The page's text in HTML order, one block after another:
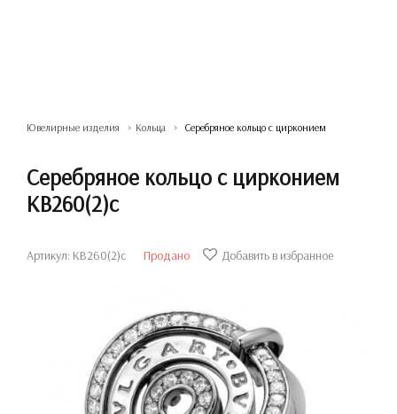
Ювелирные изделия Кольца Серебряное кольцо с цирконием
Серебряное кольцо с цирконием
КВ260(2)с
Артикул: КВ260(2)с Продано Добавить в избранное